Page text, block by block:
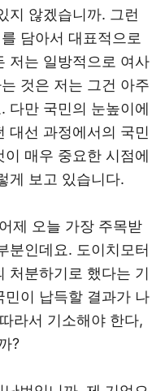
지 않겠습니까. 그런
담아서 대표적으로
저는 일방적으로 여사
것은 저는 그건 아주
다만 국민의 눈높이에
대선 과정에서의 국민
매우 중요한 시점에
게 보고 있습니다.
제 오늘 가장 주목받
분인데요. 도이치모터
처분하기로 했다는 기
이 납득할 결과가 나
라서 기소해야 한다,
?